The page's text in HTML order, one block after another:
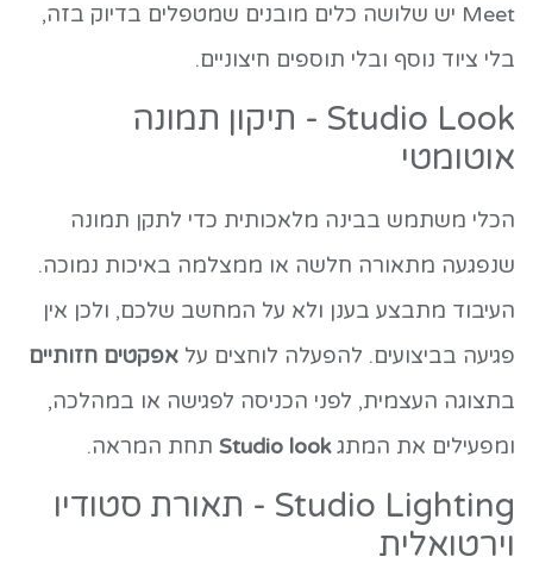
Meet יש שלושה כלים מובנים שמטפלים בדיוק בזה,
בלי ציוד נוסף ובלי תוספים חיצוניים.
Studio Look - תיקון תמונה
אוטומטי
הכלי משתמש בבינה מלאכותית כדי לתקן תמונה
שנפגעה מתאורה חלשה או ממצלמה באיכות נמוכה.
העיבוד מתבצע בענן ולא על המחשב שלכם, ולכן אין
פגיעה בביצועים. להפעלה לוחצים על אפקטים חזותיים
בתצוגה העצמית, לפני הכניסה לפגישה או במהלכה,
ומפעילים את המתגStudio look תחת המראה.
Studio Lighting - תאורת סטודיו
וירטואלית